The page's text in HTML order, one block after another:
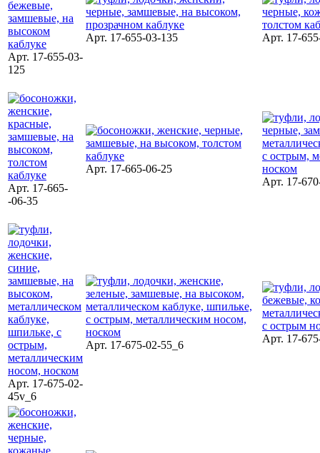
Арт. 17-655-03-
125
Арт. 17-655-03-135 Арт. 17-
Арт. 17-665-
-06-35
Арт. 17-665-06-25
Арт. 17-
Арт. 17-675-02-
45v_6
Арт. 17-675-02-55_6
Арт. 17-